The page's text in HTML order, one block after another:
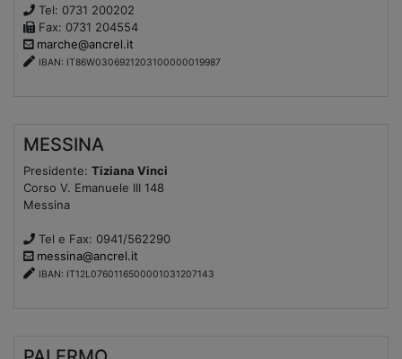
Tel: 0731 200202
Fax: 0731 204554
marche@ancrel.it
IBAN: IT86W0306921203100000019987
MESSINA
Presidente: Tiziana Vinci
Corso V. Emanuele III 148
Messina
Tel e Fax: 0941/562290
messina@ancrel.it
IBAN: IT12L0760116500001031207143